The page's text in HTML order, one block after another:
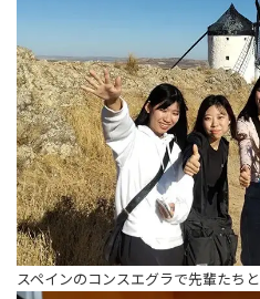
スペインのコンスエグラで先輩たちと